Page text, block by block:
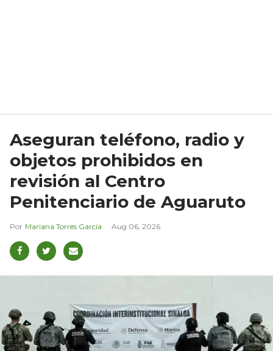
Aseguran teléfono, radio y
objetos prohibidos en
revisión al Centro
Penitenciario de Aguaruto
Mariana Torres García Aug 06, 2026